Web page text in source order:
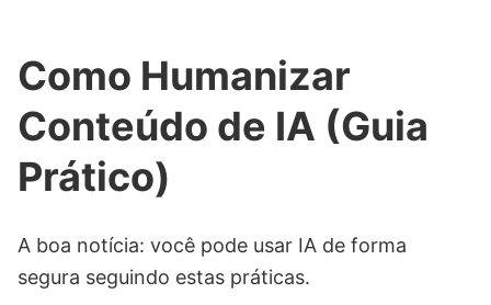
Como Humanizar
Conteúdo de IA (Guia
Prático)
A boa notícia: você pode usar IA de forma
segura seguindo estas práticas.